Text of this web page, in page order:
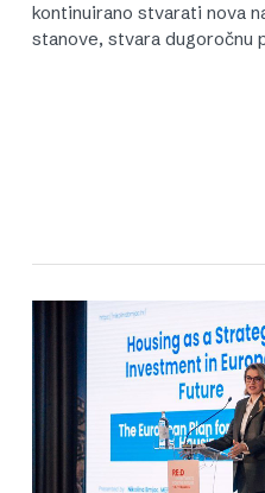
kontinuirano stvarati nova
stanove, stvara dugoročnu